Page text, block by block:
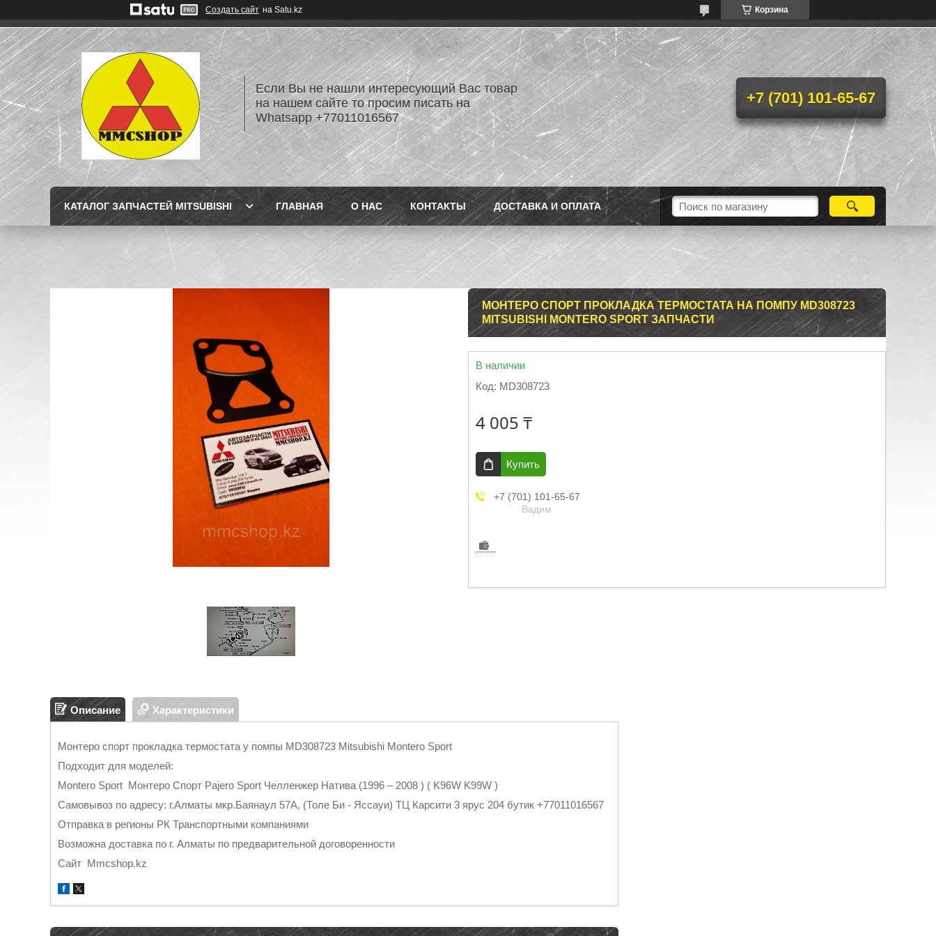
Создать сайт на Satu.kz Корзина
Если Вы не нашли интересующий Вас товар
на нашем сайте то просим писать на
Whatsapp +77011016567
+7 (701) 101-65-67
КАТАЛОГ ЗАПЧАСТЕЙ MITSUBISHI ГЛАВНАЯ О НАС КОНТАКТЫ ДОСТАВКА И ОПЛАТА
МОНТЕРО СПОРТ ПРОКЛАДКА ТЕРМОСТАТА НА ПОМПУ MD308723
MITSUBISHI MONTERO SPORT ЗАПЧАСТИ
В наличии
Код: MD308723
4 005 ₸
Купить
+7 (701) 101-65-67
Вадим
Описание Характеристики
Монтеро спорт прокладка термостата у помпы MD308723 Mitsubishi Montero Sport
Подходит для моделей:
Montero Sport Монтеро Спорт Pajero Sport Челленжер Натива (1996 – 2008 ) ( K96W K99W )
Самовывоз по адресу: г.Алматы мкр.Баянаул 57А, (Толе Би - Яссауи) ТЦ Карсити 3 ярус 204 бутик +77011016567
Отправка в регионы РК Транспортными компаниями
Возможна доставка по г. Алматы по предварительной договоренности
Cайт Mmcshop.kz